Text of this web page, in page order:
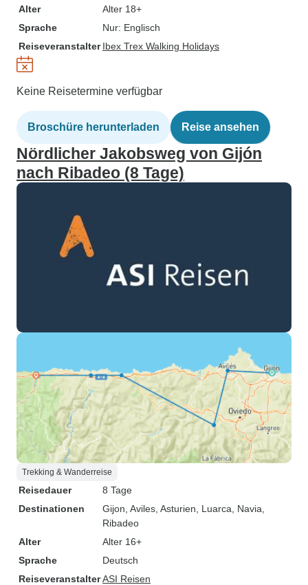
Alter
Alter 18+
Sprache
Nur: Englisch
Reiseveranstalter Ibex Trex Walking Holidays
Keine Reisetermine verfügbar
Broschüre herunterladen Reise ansehen
Nördlicher Jakobsweg von Gijón
nach Ribadeo (8 Tage)
Trekking & Wanderreise
Reisedauer
8 Tage
Destinationen
Gijon , Aviles , Asturien , Luarca , Navia
Ribadeo
Alter
Alter 16+
Sprache
Deutsch
ReiseveranstalterASI Reisen